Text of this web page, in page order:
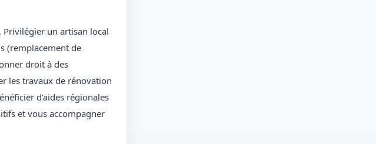
Privilégier un artisan local
(remplacement de
droit à des
les travaux de rénovation
d’aides régionales
et vous accompagner